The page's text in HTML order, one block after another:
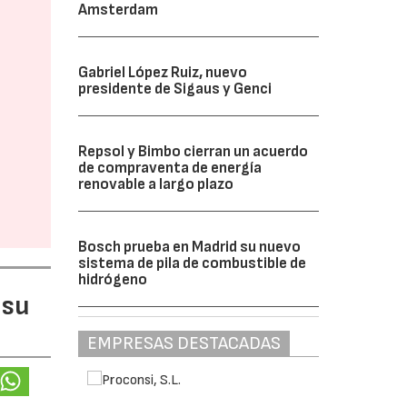
Amsterdam
Gabriel López Ruiz, nuevo
presidente de Sigaus y Genci
Repsol y Bimbo cierran un acuerdo
de compraventa de energía
renovable a largo plazo
Bosch prueba en Madrid su nuevo
sistema de pila de combustible de
hidrógeno
EMPRESAS DESTACADAS